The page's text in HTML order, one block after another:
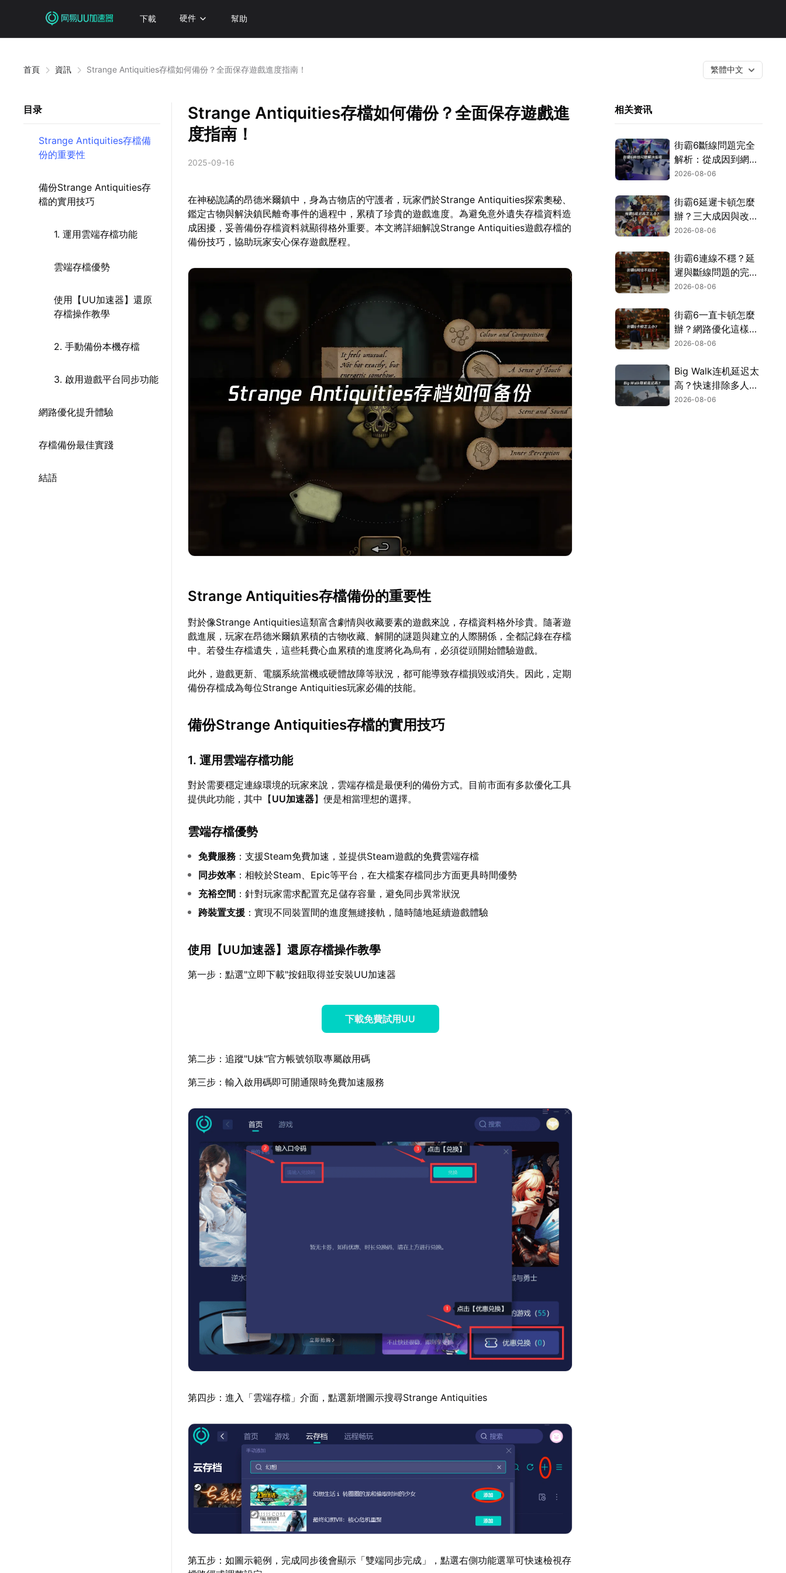
下載 硬件 幫助
首頁 資訊 Strange Antiquities存檔如何備份？全面保存遊戲進度指南！ 繁體中文
目录
Strange Antiquities存檔備
份的重要性
備份Strange Antiquities存
檔的實用技巧
1. 運用雲端存檔功能
雲端存檔優勢
使用【UU加速器】還原
存檔操作教學
2. 手動備份本機存檔
3. 啟用遊戲平台同步功能
網路優化提升體驗
存檔備份最佳實踐
結語
Strange Antiquities存檔如何備份？全面保存遊戲進
度指南！
2025-09-16
在神秘詭譎的昂德米爾鎮中，身為古物店的守護者，玩家們於Strange Antiquities探索奧秘、
鑑定古物與解決鎮民離奇事件的過程中，累積了珍貴的遊戲進度。為避免意外遺失存檔資料造
成困擾，妥善備份存檔資料就顯得格外重要。本文將詳細解說Strange Antiquities遊戲存檔的
備份技巧，協助玩家安心保存遊戲歷程。
Strange Antiquities存檔備份的重要性
對於像Strange Antiquities這類富含劇情與收藏要素的遊戲來說，存檔資料格外珍貴。隨著遊
戲進展，玩家在昂德米爾鎮累積的古物收藏、解開的謎題與建立的人際關係，全都記錄在存檔
中。若發生存檔遺失，這些耗費心血累積的進度將化為烏有，必須從頭開始體驗遊戲。
此外，遊戲更新、電腦系統當機或硬體故障等狀況，都可能導致存檔損毀或消失。因此，定期
備份存檔成為每位Strange Antiquities玩家必備的技能。
備份Strange Antiquities存檔的實用技巧
1. 運用雲端存檔功能
對於需要穩定連線環境的玩家來說，雲端存檔是最便利的備份方式。目前市面有多款優化工具
提供此功能，其中【UU加速器】便是相當理想的選擇。
雲端存檔優勢
免費服務 ：支援Steam免費加速，並提供Steam遊戲的免費雲端存檔
同步效率 ：相較於Steam、Epic等平台，在大檔案存檔同步方面更具時間優勢
充裕空間 ：針對玩家需求配置充足儲存容量，避免同步異常狀況
跨裝置支援 ：實現不同裝置間的進度無縫接軌，隨時隨地延續遊戲體驗
使用【UU加速器】還原存檔操作教學
第一步：點選"立即下載"按鈕取得並安裝UU加速器
下載免費試用UU
第二步：追蹤"U妹"官方帳號領取專屬啟用碼
第三步：輸入啟用碼即可開通限時免費加速服務
第四步：進入「雲端存檔」介面，點選新增圖示搜尋Strange Antiquities
第五步：如圖示範例，完成同步後會顯示「雙端同步完成」，點選右側功能選單可快速檢視存
相关资讯
街霸6斷線問題完全
解析：從成因到網路
優化的實用攻略！
2026-08-06
街霸6延遲卡頓怎麼
辦？三大成因與改善
對策！
2026-08-06
街霸6連線不穩？延
遲與斷線問題的完整
解決指南！
2026-08-06
街霸6一直卡頓怎麼
辦？網路優化這樣解
決！
2026-08-06
Big Walk连机延迟太
高？快速排除多人游
玩卡顿困扰！
2026-08-06